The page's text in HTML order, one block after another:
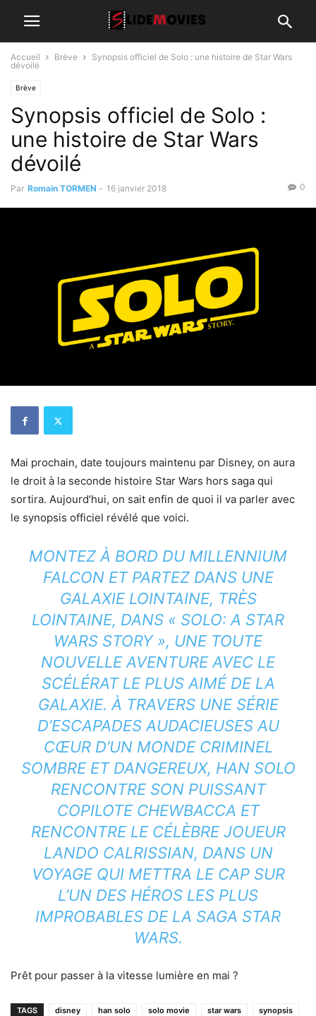
Accueil Brève
Synopsis officiel de Solo : une histoire de Star Wars
dévoilé
Brève
Synopsis officiel de Solo :
une histoire de Star Wars
dévoilé
Par Romain TORMEN - 16 janvier 2018 0
Mai prochain, date toujours maintenu par Disney, on aura
le droit à la seconde histoire Star Wars hors saga qui
sortira. Aujourd’hui, on sait enfin de quoi il va parler avec
le synopsis officiel révélé que voici.
MONTEZ À BORD DU MILLENNIUM
FALCON ET PARTEZ DANS UNE
GALAXIE LOINTAINE, TRÈS
LOINTAINE, DANS « SOLO: A STAR
WARS STORY », UNE TOUTE
NOUVELLE AVENTURE AVEC LE
SCÉLÉRAT LE PLUS AIMÉ DE LA
GALAXIE. À TRAVERS UNE SÉRIE
D’ESCAPADES AUDACIEUSES AU
CŒUR D’UN MONDE CRIMINEL
SOMBRE ET DANGEREUX, HAN SOLO
RENCONTRE SON PUISSANT
COPILOTE CHEWBACCA ET
RENCONTRE LE CÉLÈBRE JOUEUR
LANDO CALRISSIAN, DANS UN
VOYAGE QUI METTRA LE CAP SUR
L’UN DES HÉROS LES PLUS
IMPROBABLES DE LA SAGA STAR
WARS.
Prêt pour passer à la vitesse lumière en mai ?
TAGS disney han solo solo movie star wars synopsis